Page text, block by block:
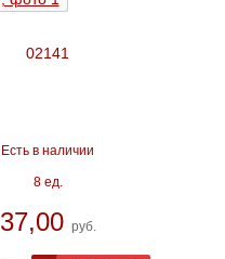
02141
Есть в наличии
8 ед.
37,00 руб.